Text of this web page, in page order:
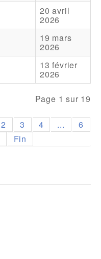
20 avril
2026
19 mars
2026
13 février
2026
Page 1 sur 19
2 3 4 ...
6
Fin